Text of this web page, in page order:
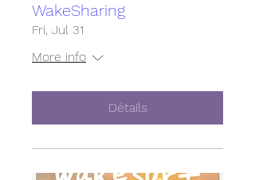
WakeSharing
Fri, Jul 31
More info
Détails